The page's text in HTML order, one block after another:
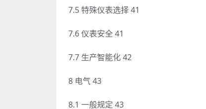
7.5 特殊仪表选择 41
7.6 仪表安全 41
7.7 生产智能化 42
8 电气 43
8.1 一般规定 43